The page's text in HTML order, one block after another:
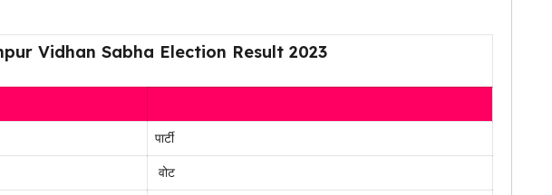
Vidhan Sabha Election Result 2023
पार्टी
वोट